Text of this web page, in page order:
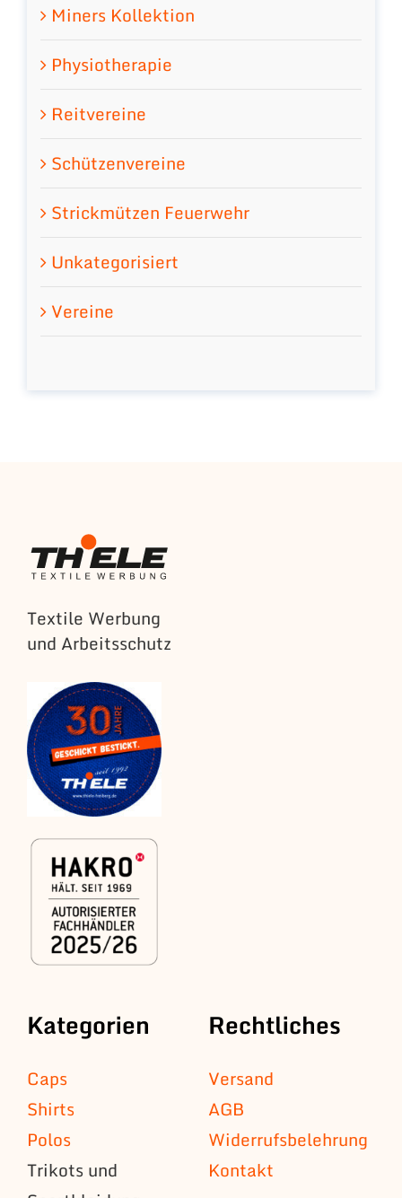
Miners Kollektion
Physiotherapie
Reitvereine
Schützenvereine
Strickmützen Feuerwehr
Unkategorisiert
Vereine
Textile Werbung
und Arbeitsschutz
Kategorien
Caps
Shirts
Polos
Trikots und
Rechtliches
Versand
AGB
Widerrufsbelehrung
Kontakt